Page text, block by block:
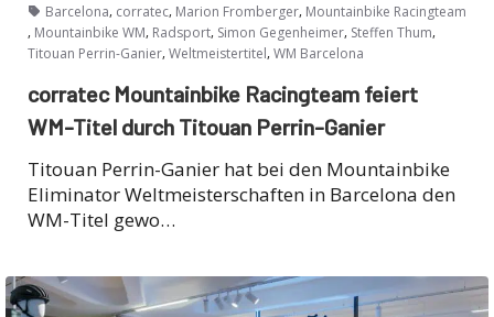
Barcelona, corratec, Marion Fromberger, Mountainbike Racingteam
, Mountainbike WM, Radsport, Simon Gegenheimer, Steffen Thum,
Titouan Perrin-Ganier, Weltmeistertitel, WM Barcelona
corratec Mountainbike Racingteam feiert
WM-Titel durch Titouan Perrin-Ganier
Titouan Perrin-Ganier hat bei den Mountainbike
Eliminator Weltmeisterschaften in Barcelona den
WM-Titel gewo…